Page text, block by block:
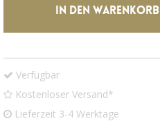
IN DEN WARENKORB
Verfügbar
Kostenloser Versand*
Lieferzeit 3-4 Werktage